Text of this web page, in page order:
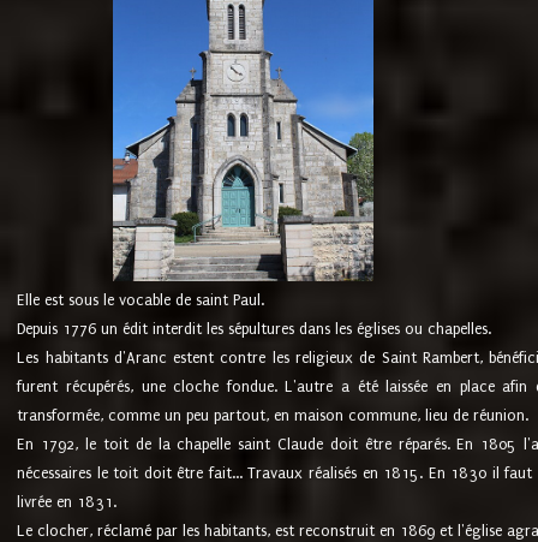
Elle est sous le vocable de saint Paul.
Depuis 1776 un édit interdit les sépultures dans les églises ou chapelles.
Les habitants d'Aranc estent contre les religieux de Saint Rambert,
furent récupérés, une cloche fondue. L'autre a été laissée en place
transformée, comme un peu partout, en maison commune, lieu de réunion.
En 1792, le toit de la chapelle saint Claude doit être réparés. En 1805
nécessaires le toit doit être fait... Travaux réalisés en 1815. En 1830 il
livrée en 1831.
Le clocher, réclamé par les habitants, est reconstruit en 1869 et l'église